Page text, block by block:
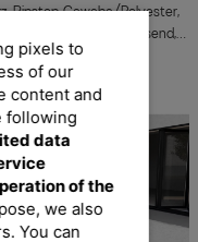
Ripstop-Gewebe/Polyester,
x 72 cm, wasserabweisend,
UVP 139,90 €
pixels to
of our
content and
following
data
of the
we also
You can